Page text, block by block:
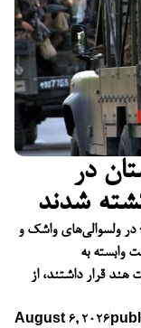
در
امنیتی در چارچوب عملیات «ردالفتنه-۳» در ولسوالی‌های واشک و
انجام داده و ۱۲ تروریست وابسته به
قرار داشتند، از
August 6, 2026